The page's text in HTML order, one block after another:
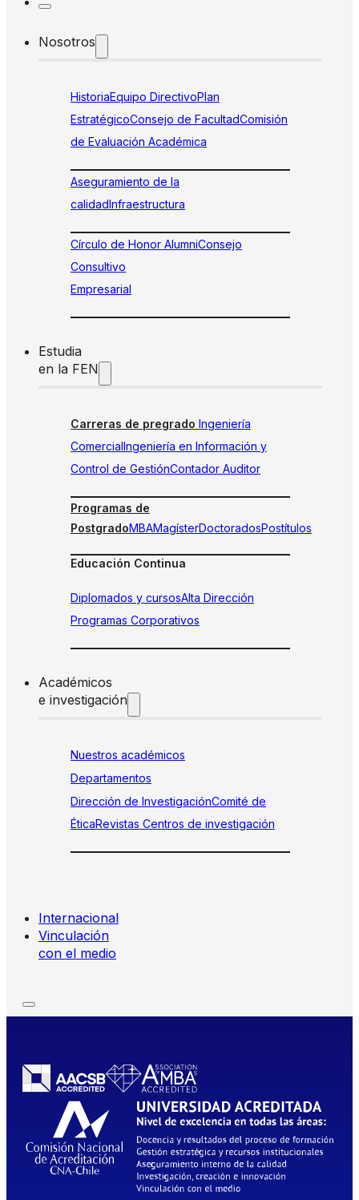
Nosotros
HistoriaEquipo DirectivoPlan
EstratégicoConsejo de FacultadComisión
de Evaluación Académica
Aseguramiento de la
calidadInfraestructura
Círculo de Honor AlumniConsejo
Consultivo
Empresarial
Estudia
en la FEN
Carreras de pregrado Ingeniería
ComercialIngeniería en Información y
Control de GestiónContador Auditor
Programas de
PostgradoMBAMagísterDoctoradosPostítulos
Educación Continua
Diplomados y cursosAlta Dirección
Programas Corporativos
Académicos
e investigación
Nuestros académicos
Departamentos
Dirección de InvestigaciónComité de
ÉticaRevistas Centros de investigación
Internacional
Vinculación
con el medio